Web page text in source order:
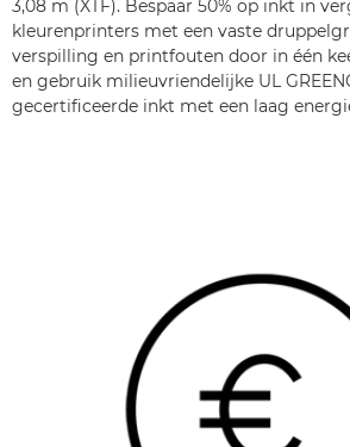
3,08 m (XTF). Bespaar 50% op inkt in
kleurenprinters met een vaste
verspilling en printfouten door in één
en gebruik milieuvriendelijke UL
gecertificeerde inkt met een laag